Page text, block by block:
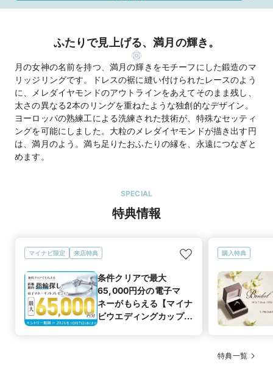
ふたりで見上げる、満月の輝き。
月の女神の名前を持つ、満月の輝きをモチーフにした鍛造のマ
リッジリングです。ドレスの裾に縫い付けられたレースのよう
に、メレダイヤモンドのアウトラインをあえてそのまま残し、
太さの異なる2本のリングを重ねたような独創的なデザイン。
ヨーロッパの熟練工による洗練された技術が、特殊なセッティ
ングを可能にしました。大粒のメレダイヤモンドが描き出す円
は、満月のよう。満ち足りたおふたりの縁を、永遠につなぎと
めます。
SPECIAL
特典情報
マイナビ限定 来店特典
条件クリアで最大
65,000円分の電子マ
ネーがもらえる【マイナ
ビウエディングカップル
購入特典
特典一覧